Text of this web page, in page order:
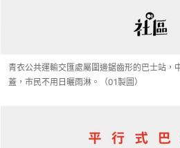
青衣公共運輸交匯處屬圍邊鋸齒形的巴士站，
蓋，市民不用日曬雨淋。（01製圖）